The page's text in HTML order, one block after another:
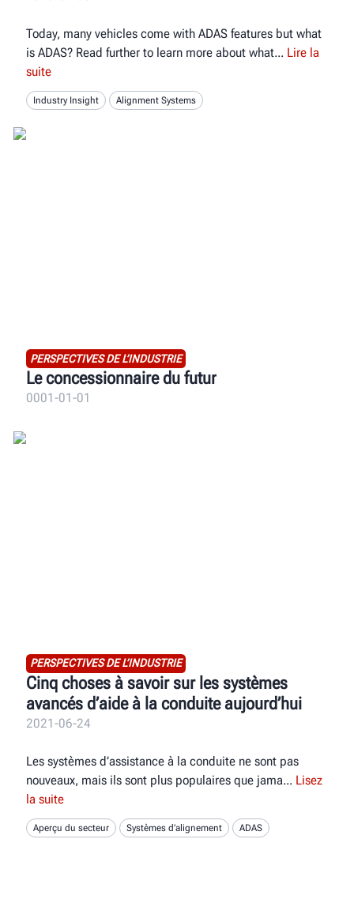
Today, many vehicles come with ADAS features but what
is ADAS? Read further to learn more about what
Lire la
suite
Industry Insight Alignment Systems
PERSPECTIVES DE L’INDUSTRIE
Le concessionnaire du futur
0001-01-01
PERSPECTIVES DE L’INDUSTRIE
Cinq choses à savoir sur les systèmes
avancés d’aide à la conduite aujourd’hui
2021-06-24
Les systèmes d’assistance à la conduite ne sont pas
nouveaux, mais ils sont plus populaires que jama
Lisez
la suite
Aperçu du secteur Systèmes d’alignement ADAS